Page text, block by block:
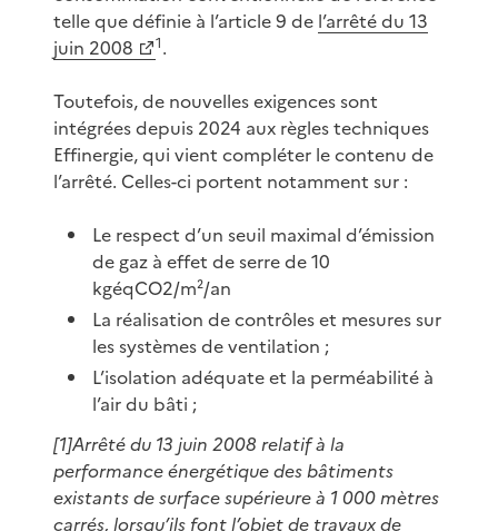
telle que définie à l’article 9 de l’arrêté du 13
juin 2008
1.
Toutefois, de nouvelles exigences sont
intégrées depuis 2024 aux règles techniques
Effinergie, qui vient compléter le contenu de
l’arrêté. Celles-ci portent notamment sur :
Le respect d’un seuil maximal d’émission
de gaz à effet de serre de 10
kgéqCO2/m²/an
La réalisation de contrôles et mesures sur
les systèmes de ventilation ;
L’isolation adéquate et la perméabilité à
l’air du bâti ;
[1]Arrêté du 13 juin 2008 relatif à la
performance énergétique des bâtiments
existants de surface supérieure à 1 000 mètres
carrés, lorsqu’ils font l’objet de travaux de